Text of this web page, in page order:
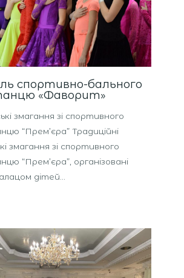
спортивно-бального
«Фаворит»
змагання зі спортивного
“Прем’єра” Традиційні
змагання зі спортивного
“Прем’єра”, організовані
дітей…